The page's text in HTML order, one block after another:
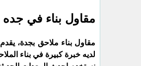
مقاول بناء في جده
مقاول بناء ملاحق بجدة،
لديه خبرة كبيرة في بناء